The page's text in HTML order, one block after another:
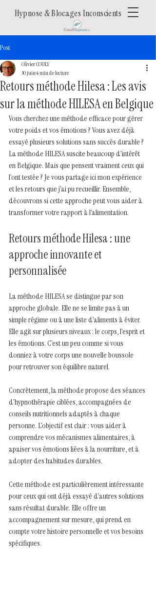
Hypnose & Blocages Inconscients
Post
Retours méthode Hilesa : Les avis
sur la méthode HILESA en Belgique
Olivier COULY
30 juin4 min de lecture
Vous cherchez une méthode efficace pour gérer
votre poids et vos émotions ? Vous avez déjà
essayé plusieurs solutions sans succès durable ?
La méthode HILESA suscite beaucoup d’intérêt
en Belgique. Mais que pensent vraiment ceux qui
l’ont testée ? Je vous partage ici mon expérience
et les retours que j’ai pu recueillir. Ensemble,
découvrons si cette approche peut vous aider à
transformer votre rapport à l’alimentation.
Retours méthode Hilesa : une
approche innovante et
personnalisée
La méthode HILESA se distingue par son
approche globale. Elle ne se limite pas à un
simple régime ou à une liste d’aliments à éviter.
Elle agit sur plusieurs niveaux : le corps, l’esprit et
les émotions. C’est un peu comme si vous
donniez à votre corps une nouvelle boussole
pour retrouver son équilibre naturel.
Concrètement, la méthode propose des séances
d’hypnothérapie ciblées, accompagnées de
conseils nutritionnels adaptés à chaque
personne. L’objectif est clair : vous aider à
comprendre vos mécanismes alimentaires, à
apaiser vos émotions liées à la nourriture, et à
adopter des habitudes durables.
Cette méthode est particulièrement intéressante
pour ceux qui ont déjà essayé d’autres solutions
sans résultat durable. Elle offre un
accompagnement sur mesure, qui prend en
compte votre histoire personnelle et vos besoins
spécifiques.